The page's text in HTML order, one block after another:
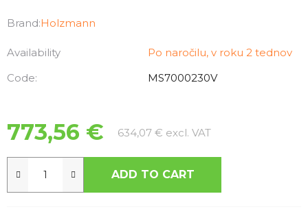
Brand:Holzmann
Availability
Po naročilu, v roku 2 tednov
Code:
MS7000230V
773,56 € 634,07 € excl. VATMeasure price:
ADD TO CART